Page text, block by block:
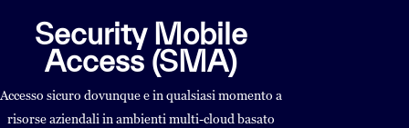
Security Mobile
Access (SMA)
Accesso sicuro dovunque e in qualsiasi momento a
risorse aziendali in ambienti multi-cloud basato